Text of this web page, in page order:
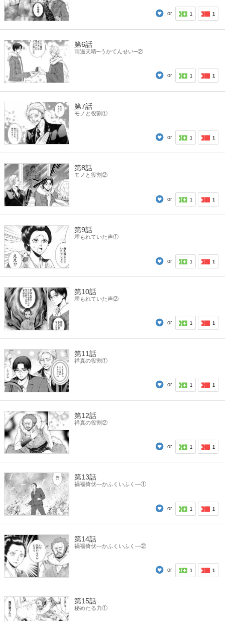
or 1 1
第6話
雨過天晴─うかてんせい─②
or 1 1
第7話
モノと役割①
or 1 1
第8話
モノと役割②
or 1 1
第9話
埋もれていた声①
or 1 1
第10話
埋もれていた声②
or 1 1
第11話
祥真の役割①
or 1 1
第12話
祥真の役割②
or 1 1
第13話
禍福倚伏―かふくいふく―①
or 1 1
第14話
禍福倚伏―かふくいふく―②
or 1 1
第15話
秘めたる力①